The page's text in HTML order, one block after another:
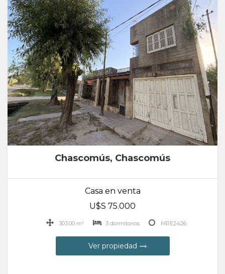
Chascomús, Chascomús
Casa en venta
U$S 75.000
303.00 m² 3 dormitorios MRE2426
Ver propiedad